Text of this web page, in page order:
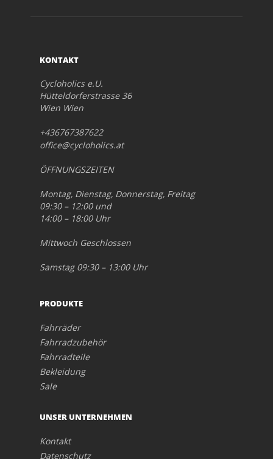
KONTAKT
Cycloholics e.U.
Hütteldorferstrasse 36
Wien Wien
+436767387622
office@cycloholics.at
ÖFFNUNGSZEITEN
Montag, Dienstag, Donnerstag, Freitag
09:30 – 12:00 und
14:00 – 18:00 Uhr
Mittwoch Geschlossen
Samstag 09:30 – 13:00 Uhr
PRODUKTE
Fahrräder
Fahrradzubehör
Fahrradteile
Bekleidung
Sale
UNSER UNTERNEHMEN
Kontakt
Datenschutz